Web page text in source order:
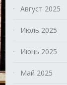
Август 2025
Июль 2025
Июнь 2025
Май 2025